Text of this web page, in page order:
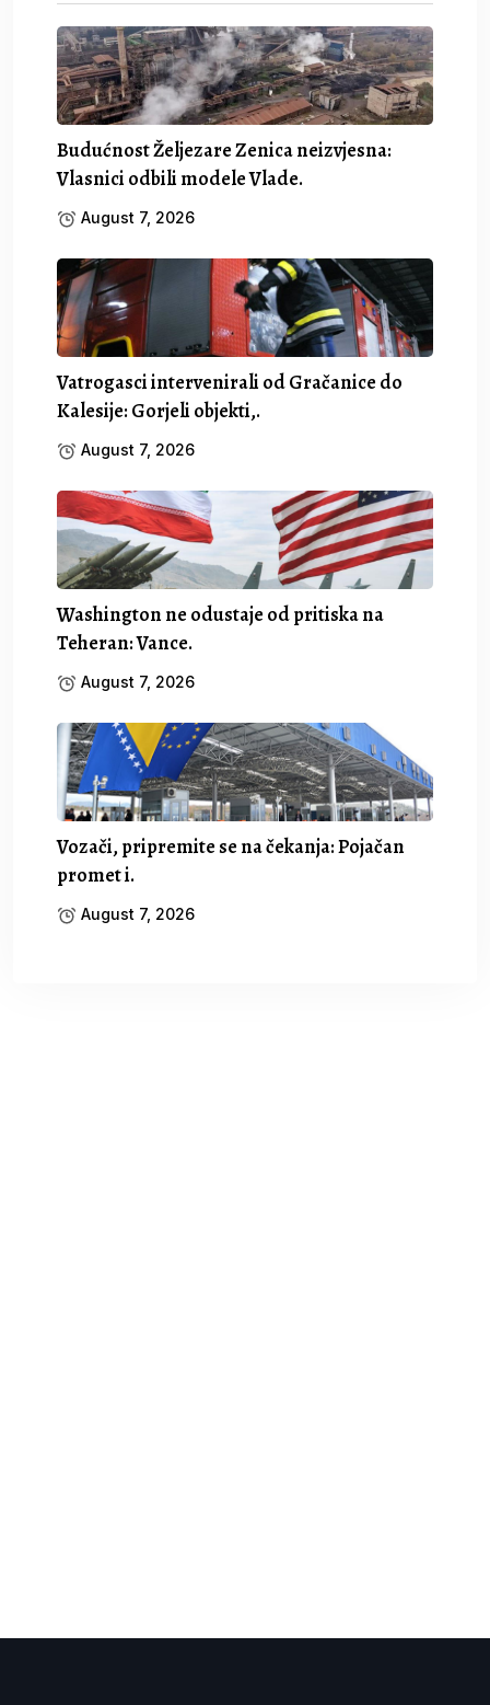
Budućnost Željezare Zenica neizvjesna:
Vlasnici odbili modele Vlade.
August 7, 2026
Vatrogasci intervenirali od Gračanice do
Kalesije: Gorjeli objekti,.
August 7, 2026
Washington ne odustaje od pritiska na
Teheran: Vance.
August 7, 2026
Vozači, pripremite se na čekanja: Pojačan
promet i.
August 7, 2026